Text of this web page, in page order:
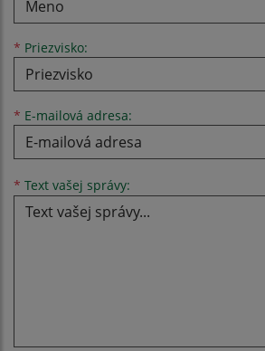
* Priezvisko:
* E-mailová adresa:
* Text vašej správy: